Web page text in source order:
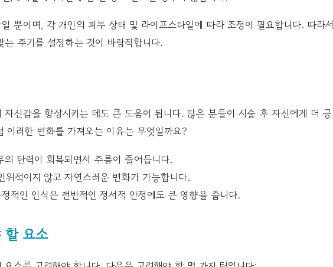
뿐이며, 각 개인의 피부 상태 및 라이프스타일에 따라 조정이 필요합니다. 따라서
주기를 설정하는 것이 바람직합니다.
신감을 향상시키는 데도 큰 도움이 됩니다. 많은 분들이 시술 후 자신에게 더 긍
이러한 변화를 가져오는 이유는 무엇일까요?
의 탄력이 회복되면서 주름이 줄어듭니다.
위적이지 않고 자연스러운 변화가 가능합니다.
적인 인식은 전반적인 정서적 안정에도 큰 영향을 줍니다.
할 요소